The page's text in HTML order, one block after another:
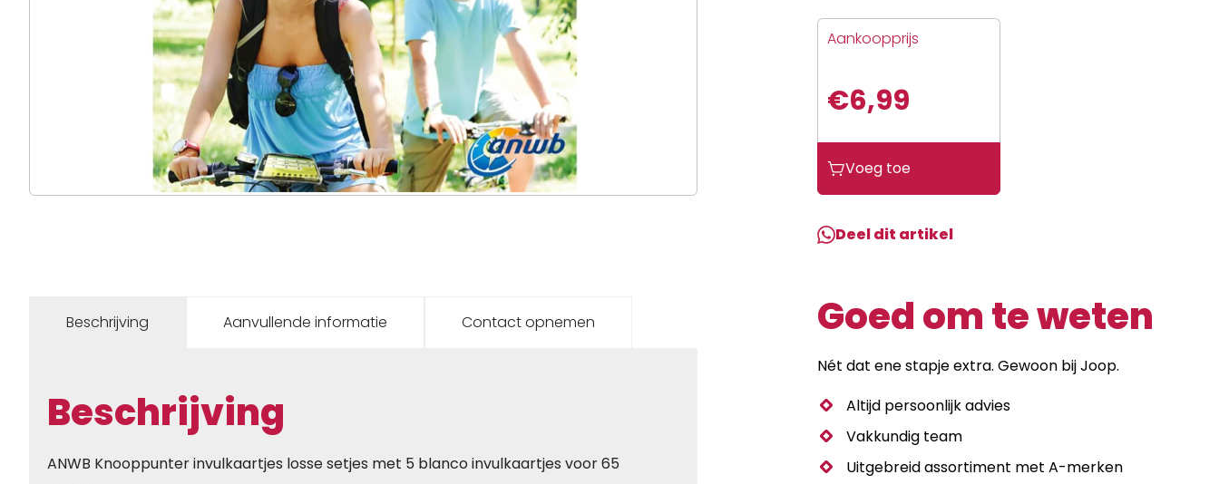
Aankoopprijs
€6,99
Voeg toe
Deel dit artikel
Beschrijving Aanvullende informatie Contact opnemen
Beschrijving
ANWB Knooppunter invulkaartjes losse setjes met 5 blanco invulkaartjes voor 65
Goed om te weten
Nét dat ene stapje extra. Gewoon bij Joop.
Altijd persoonlijk advies
Vakkundig team
Uitgebreid assortiment met A-merken